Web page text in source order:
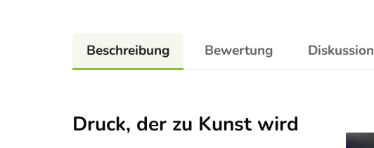
Beschreibung Bewertung Diskussion
Druck, der zu Kunst wird